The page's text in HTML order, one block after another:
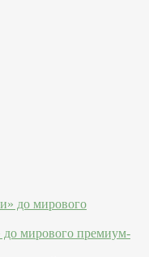
до мирового премиум-